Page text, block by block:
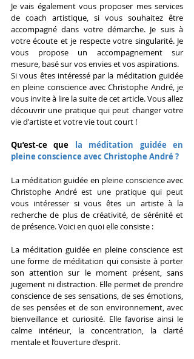
Je vais également vous proposer mes services
de coach artistique, si vous souhaitez être
accompagné dans votre démarche. Je suis à
votre écoute et je respecte votre singularité. Je
vous propose un accompagnement sur
mesure, basé sur vos envies et vos aspirations.
Si vous êtes intéressé par la méditation guidée
en pleine conscience avec Christophe André, je
vous invite à lire la suite de cet article. Vous allez
découvrir une pratique qui peut changer votre
vie d'artiste et votre vie tout court !
Qu’est-ce que la méditation guidée en
pleine conscience avec Christophe André ?
La méditation guidée en pleine conscience avec
Christophe André est une pratique qui peut
vous intéresser si vous êtes un artiste à la
recherche de plus de créativité, de sérénité et
de présence. Voici en quoi elle consiste :
La méditation guidée en pleine conscience est
une forme de méditation qui consiste à porter
son attention sur le moment présent, sans
jugement ni distraction. Elle permet de prendre
conscience de ses sensations, de ses émotions,
de ses pensées et de son environnement, avec
bienveillance et curiosité. Elle favorise ainsi le
calme intérieur, la concentration, la clarté
mentale et l’ouverture d’esprit.